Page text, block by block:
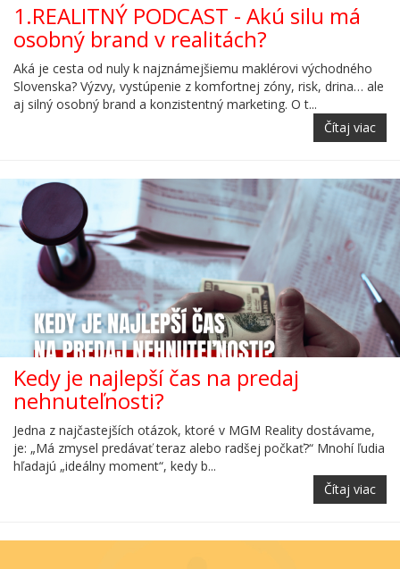
1.REALITNÝ PODCAST - Akú silu má
osobný brand v realitách?
Aká je cesta od nuly k najznámejšiemu maklérovi východného
Slovenska? Výzvy, vystúpenie z komfortnej zóny, risk, drina… ale
aj silný osobný brand a konzistentný marketing. O t...
Čítaj viac
Kedy je najlepší čas na predaj
nehnuteľnosti?
Jedna z najčastejších otázok, ktoré v MGM Reality dostávame,
je: „Má zmysel predávať teraz alebo radšej počkať?“ Mnohí ľudia
hľadajú „ideálny moment“, kedy b...
Čítaj viac